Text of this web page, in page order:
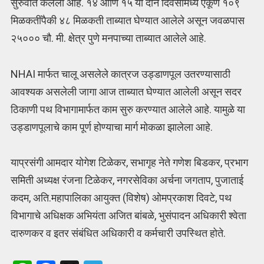
सुरुवात केलेली आहे. १४ आणि १५ या दोन दिवसांमध्ये एकूण १०९
मिळकतींपैकी ४८ मिळकती ताब्यात घेण्यात आलेले असून जवळपास
२५००० चौ. मी. क्षेत्र पुणे मनपाच्या ताब्यात आलेले आहे.
NHAI मार्फत चालू असलेले कात्रज उड्डाणपूल उतरण्यासाठी
आवश्यक असलेली जागा आज ताब्यात घेण्यात आलेली असून सदर
ठिकाणी पथ विभागामार्फत काम सुरु करण्यात आलेले आहे. यामुळे या
उड्डाणपूलाचे काम पूर्ण होण्याचा मार्ग मोकळा झालेला आहे.
याप्रसंगी आमदार योगेश टिळेकर, सभागृह नेते गणेश बिडकर, प्रभाग
समिती अध्यक्ष रंजना टिळेकर, नगरसेविका अर्चना जगताप, पुजाताई
कदम, अति.महापालिका आयुक्त (विशेष) ओमप्रकाश दिवटे, पथ
विभागाचे अधिक्षक अभियंता अजित बांबळे, भुसंपादन अधिकारी श्वेता
दारुणकर व इतर संबंधित अधिकारी व कर्मचारी उपस्थित होते.